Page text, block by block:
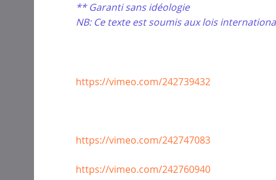
** Garanti sans idéologie
NB: Ce texte est soumis aux lois
https://vimeo.com/242739432
https://vimeo.com/242747083
https://vimeo.com/242760940